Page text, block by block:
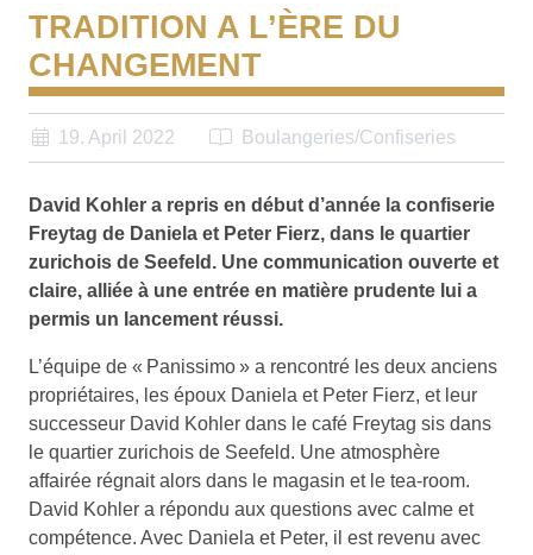
TRADITION A L’ÈRE DU
CHANGEMENT
19. April 2022 Boulangeries/Confiseries
David Kohler a repris en début d’année la confiserie
Freytag de Daniela et Peter Fierz, dans le quartier
zurichois de Seefeld. Une communication ouverte et
claire, alliée à une entrée en matière prudente lui a
permis un lancement réussi.
L’équipe de « Panissimo » a rencontré les deux anciens
propriétaires, les époux Daniela et Peter Fierz, et leur
successeur David Kohler dans le café Freytag sis dans
le quartier zurichois de Seefeld. Une atmosphère
affairée régnait alors dans le magasin et le tea-room.
David Kohler a répondu aux questions avec calme et
compétence. Avec Daniela et Peter, il est revenu avec